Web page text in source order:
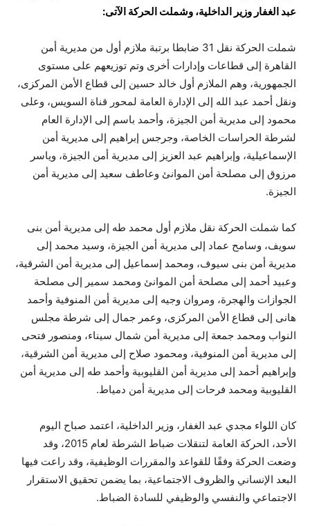
عبد الغفار وزير الداخلية، وشملت الحركة الآتى:
شملت الحركة نقل 31 ضابطا برتبة ملازم أول من مديرية أمن
القاهرة إلى قطاعات وإدارات أخرى وتم توزيعهم على مستوى
الجمهورية، وهم الملازم أول خالد حسين إلى قطاع الأمن المركزى،
ونقل أحمد عبد الله إلى الإدارة العامة لمحور قناة السويس، وعلى
محمود إلى مديرية أمن الجيزة، وأحمد باسم إلى الإدارة العام
لشرطة الحراسات الخاصة، وجرجس إبراهيم إلى مديرية أمن
الإسماعيلية، وإبراهيم عبد العزيز إلى مديرية أمن الجيزة، وياسر
مرزوق إلى مصلحة أمن الموانئ وعاطف سعيد إلى مديرية أمن
الجيزة.
كما شملت الحركة نقل ملازم أول محمد طه إلى مديرية أمن بنى
سويف، وسامح عماد إلى مديرية أمن الجيزة، وسيد محمد إلى
مديرية أمن بنى سيوف، ومحمد إسماعيل إلى مديرية أمن الشرقية،
وعبيد أحمد إلى مصلحة أمن الموانئ ومحمد سمير إلى مصلحة
الجوازات والهجرة، ومروان وجيه إلى مديرية أمن المنوفية وأحمد
هانى إلى قطاع الأمن المركزى، وعمر جمال إلى شرطة مجلس
النواب ومحمد جمعة إلى مديرية أمن شمال سيناء، ومنصور فتحى
إلى مديرية أمن المنوفية، ومحمود صلاح إلى مديرية أمن الشرقية،
وإبراهيم أحمد إلى مديرية أمن القليوبية وأحمد طه إلى مديرية أمن
القليوبية ومحمد فرحات إلى مديرية أمن دمياط.
كان اللواء مجدي عبد الغفار، وزير الداخلية، اعتمد صباح اليوم
الأحد، الحركة العامة لتنقلات ضباط الشرطة لعام 2015، وقد
وضعت الحركة وفقًا للقواعد والمقررات الوظيفية، وقد راعت فيها
البعد الإنساني والظروف الاجتماعية، بما يضمن تحقيق الاستقرار
الاجتماعي والنفسي والوظيفي للسادة الضباط.